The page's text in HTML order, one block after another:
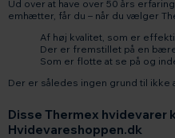
Ud over at have over 50 års
emhætter, får du – når du vælger
Af høj kvalitet, som er
Der er fremstillet på en
Som er flotte at se på og
Der er således ingen grund til ikke
Disse Thermex hvidevarer
Hvidevareshoppen.dk